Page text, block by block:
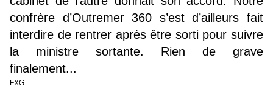
confrère d’Outremer 360 s’est d’ailleurs fait
interdire de rentrer après être sorti pour suivre
la ministre sortante. Rien de grave
finalement...
FXG